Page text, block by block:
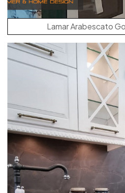
Lamar Arabescato